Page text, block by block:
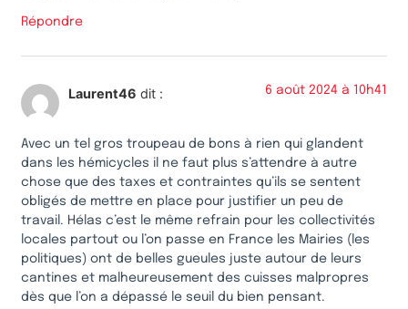
Répondre
Laurent46 dit : 6 août 2024 à 10h41
Avec un tel gros troupeau de bons à rien qui glandent
dans les hémicycles il ne faut plus s’attendre à autre
chose que des taxes et contraintes qu’ils se sentent
obligés de mettre en place pour justifier un peu de
travail. Hélas c’est le même refrain pour les collectivités
locales partout ou l’on passe en France les Mairies (les
politiques) ont de belles gueules juste autour de leurs
cantines et malheureusement des cuisses malpropres
dès que l’on a dépassé le seuil du bien pensant.